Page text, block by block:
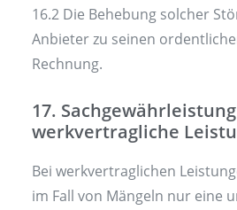
16.2 Die Behebung solcher
Anbieter zu seinen
Rechnung.
17.
werkvertragliche
Bei werkvertraglichen
im Fall von Mängeln nur eine